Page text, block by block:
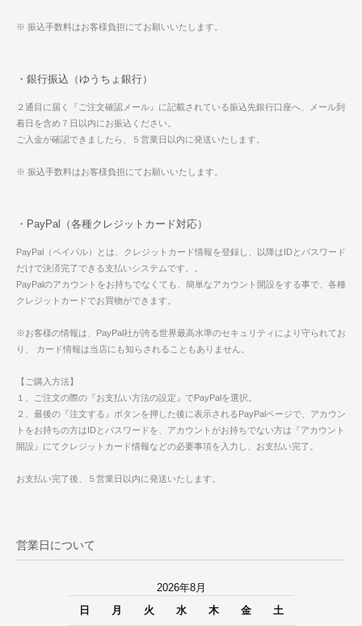
※ 振込手数料はお客様負担にてお願いいたします。
・銀行振込（ゆうちょ銀行）
２通目に届く『ご注文確認メール』に記載されている振込先銀行口座へ、メール到
着日を含め７日以内にお振込ください。
ご入金が確認できましたら、５営業日以内に発送いたします。
※ 振込手数料はお客様負担にてお願いいたします。
・PayPal（各種クレジットカード対応）
PayPal（ペイパル）とは、クレジットカード情報を登録し、以降はIDとパスワード
だけで決済完了できる支払いシステムです。。
PayPalのアカウントをお持ちでなくても、簡単なアカウント開設をする事で、各種
クレジットカードでお買物ができます。
※お客様の情報は、PayPal社が誇る世界最高水準のセキュリティにより守られてお
り、 カード情報は当店にも知らされることもありません。
【ご購入方法】
１、ご注文の際の『お支払い方法の設定』でPayPalを選択。
２、最後の『注文する』ボタンを押した後に表示されるPayPalページで、アカウン
トをお持ちの方はIDとパスワードを、アカウントがお持ちでない方は『アカウント
開設』にてクレジットカード情報などの必要事項を入力し、お支払い完了。
お支払い完了後、５営業日以内に発送いたします。
営業日について
2026年8月
日
月 火 水 木 金 土